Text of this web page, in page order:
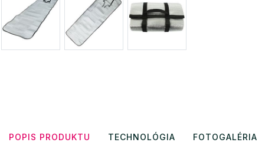
POPIS PRODUKTU TECHNOLÓGIA FOTOGALÉRIA